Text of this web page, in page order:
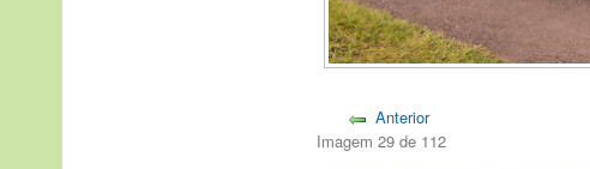
Anterior
Imagem 29 de 112